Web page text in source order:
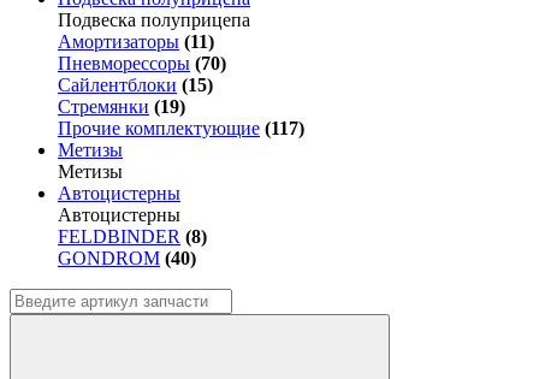
Подвеска полуприцепа
Амортизаторы (11)
Пневморессоры (70)
Сайлентблоки (15)
Стремянки (19)
Прочие комплектующие (117)
Метизы
Метизы
Автоцистерны
Автоцистерны
FELDBINDER (8)
GONDROM (40)